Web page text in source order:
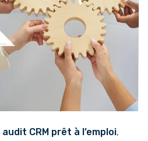
audit CRM prêt à l’emploi,